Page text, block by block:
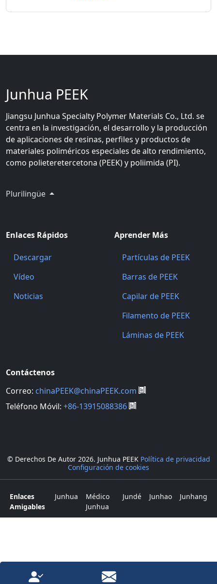
Junhua PEEK
Jiangsu Junhua Specialty Polymer Materials Co., Ltd. se
centra en la investigación, el desarrollo y la producción
de aplicaciones de resinas, perfiles y productos de
materiales poliméricos especiales de alto rendimiento,
como polieteretercetona (PEEK) y poliimida (PI).
Plurilingüe
Enlaces Rápidos
Descargar
Vídeo
Noticias
Aprender Más
Partículas de PEEK
Barras de PEEK
Capilar de PEEK
Filamento de PEEK
Láminas de PEEK
Contáctenos
Correo: chinaPEEK@chinaPEEK.com
Teléfono Móvil: +86-13915088386
© Derechos De Autor 2026. Junhua PEEK Política de privacidad
Configuración de cookies
Enlaces
Amigables
Junhua
Médico
Junhua
Jundé Junhao Junhang